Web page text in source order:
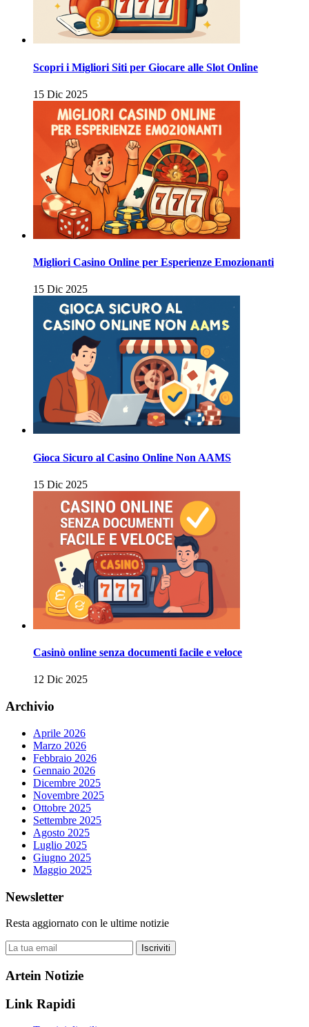
Scopri i Migliori Siti per Giocare alle Slot Online
15 Dic 2025
Migliori Casino Online per Esperienze Emozionanti
15 Dic 2025
Gioca Sicuro al Casino Online Non AAMS
15 Dic 2025
Casinò online senza documenti facile e veloce
12 Dic 2025
Archivio
Aprile 2026
Marzo 2026
Febbraio 2026
Gennaio 2026
Dicembre 2025
Novembre 2025
Ottobre 2025
Settembre 2025
Agosto 2025
Luglio 2025
Giugno 2025
Maggio 2025
Newsletter
Resta aggiornato con le ultime notizie
Iscriviti
Artein Notizie
Link Rapidi